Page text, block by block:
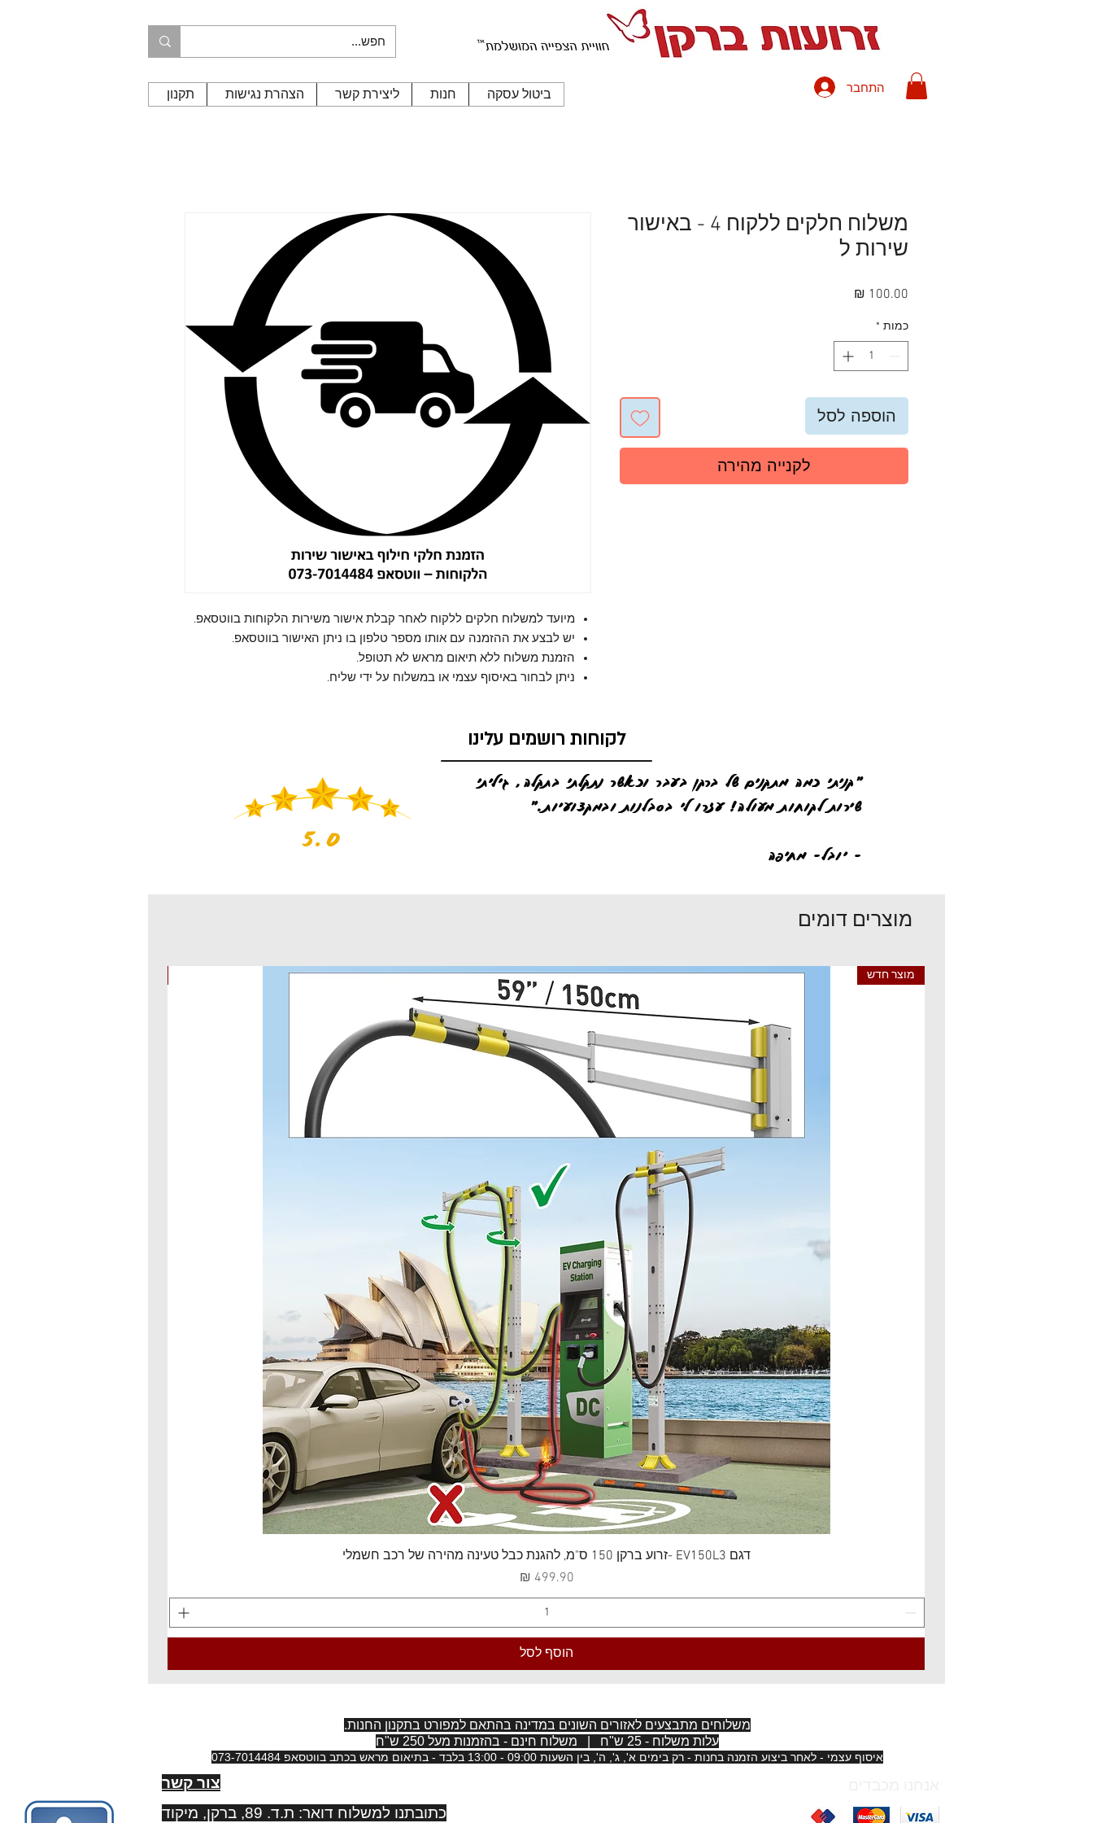
התחבר תקנון הצהרת נגישות ליצירת קשר חנות ביטול עסקה
מיועד למשלוח חלקים ללקוח לאחר קבלת אישור משירות הלקוחות בווטסאפ.
יש לבצע את ההזמנה עם אותו מספר טלפון בו ניתן האישור בווטסאפ.
הזמנת משלוח ללא תיאום מראש לא תטופל.
ניתן לבחור באיסוף עצמי או במשלוח על ידי שליח.
משלוח חלקים ללקוח 4 - באישור
שירות ל
כמות *
הוספה לסל
לקנייה מהירה
לקוחות רושמים עלינו
5.0
"קניתי כמה מתקנים של ברקן בעבר וכאשר נתקלתי בתקלה, גיליתי
שירות לקוחות מעולה! עזרו לי בסבלנות ובמקצועיות."
- יובל- מחיפה
מוצרים דומים
תצוגה מהירה
מוצר חדש
דגם EV150L3 -זרוע ברקן 150 ס"מ, להגנת כבל טעינה מהירה של רכב חשמלי
מחיר
הוסף לסל
משלוחים מתבצעים לאזורים השונים במדינה בהתאם למפורט בתקנון החנות.
עלות משלוח - 25 ש"ח | משלוח חינם - בהזמנות מעל 250 ש"ח
איסוף עצמי - לאחר ביצוע הזמנה בחנות - רק בימים א', ג', ה', בין השעות 09:00 - 13:00 בלבד - בתיאום מראש בכתב בווטסאפ 073-7014484
צור קשר
כתובתנו למשלוח דואר: ת.ד. 89, ברקן, מיקוד